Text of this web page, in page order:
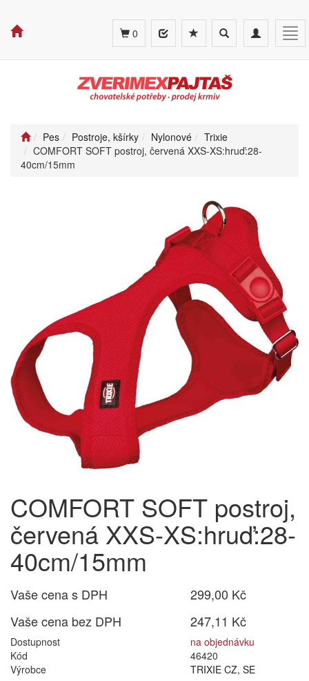
Toggle
navigation
Toggle
search
0
Pes Postroje, kšírky Nylonové
Trixie
COMFORT SOFT postroj, červená XXS-XS:hruď:28-
40cm/15mm
COMFORT SOFT postroj,
červená XXS-XS:hruď:28-
40cm/15mm
Vaše cena s DPH
299,00 Kč
Vaše cena bez DPH
247,11 Kč
Dostupnost
na objednávku
Kód
46420
Výrobce
TRIXIE CZ, SE